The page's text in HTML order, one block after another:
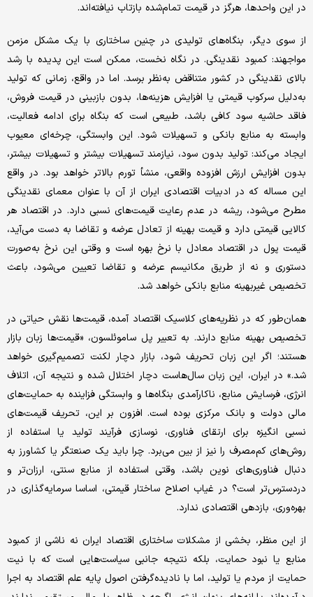
در این واحدها، هرگز در قیمت تمام‌شده بازتاب نیافته‌اند.
از سوی دیگر، بنگاه‌های تولیدی در چنین ساختاری با یک مشکل مزمن
مواجهند: کمبود نقدینگی. در نگاه نخست، ممکن است این پدیده با رشد
بالای نقدینگی در کشور متناقض به‌نظر برسد. اما در واقع، زمانی که تولید
به‌دلیل سرکوب قیمتی یا افزایش هزینه‌ها، بدون بازبینی در قیمت فروش،
فاقد حاشیه سود کافی باشد، طبیعی است که بنگاه برای ادامه فعالیت،
وابسته به منابع بانکی و تسهیلات شود. این وابستگی، چرخه‌ای معیوب
ایجاد می‌کند: تولید بدون سود، نیازمند تسهیلات بیشتر و تسهیلات بیشتر،
بدون افزایش ارزش افزوده واقعی، منشأ تورم بالاتر خواهد بود. در واقع
این مساله که در ادبیات اقتصادی ایران از آن با عنوان معمای نقدینگی
مطرح می‌شود، ریشه در عدم رعایت قیمت‌های نسبی دارد. در اقتصاد هر
کالایی قیمتی دارد و قیمت بهینه از تعادل عرضه و تقاضا به دست می‌آید،
قیمت پول در اقتصاد معادل با نرخ بهره است و وقتی این نرخ به‌صورت
دستوری و نه از طریق مکانیسم عرضه و تقاضا تعیین می‌شود، باعث
تخصیص غیربهینه منابع بانکی خواهد شد.
همان‌طور که در نظریه‌های کلاسیک اقتصاد آمده، قیمت‌ها نقش حیاتی در
تخصیص بهینه منابع دارند. به تعبیر پل ساموئلسون، «قیمت‌ها زبان بازار
هستند؛ اگر این زبان تحریف شود، بازار دچار لکنت تصمیم‌گیری خواهد
شد.» در ایران، این زبان سال‌هاست دچار اختلال شده و نتیجه آن، اتلاف
انرژی، فرسایش منابع، ناکارآمدی بنگاه‌ها و وابستگی فزاینده به حمایت‌های
مالی دولت و بانک مرکزی بوده است. افزون بر این، تحریف قیمت‌های
نسبی انگیزه برای ارتقای فناوری، نوسازی فرآیند تولید یا استفاده از
روش‌های کم‌مصرف را نیز از بین می‌برد. چرا باید یک صنعتگر یا کشاورز به
دنبال فناوری‌های نوین باشد، وقتی استفاده از منابع سنتی، ارزان‌تر و
دردسترس‌تر است؟ در غیاب اصلاح ساختار قیمتی، اساسا سرمایه‌گذاری در
بهره‌وری، بازدهی اقتصادی ندارد.
از این منظر، بخشی از مشکلات ساختاری اقتصاد ایران نه ناشی از کمبود
منابع یا نبود حمایت، بلکه نتیجه جانبی سیاست‌هایی است که با نیت
حمایت از مردم یا تولید، اما با نادیده‌گرفتن اصول پایه علم اقتصاد به اجرا